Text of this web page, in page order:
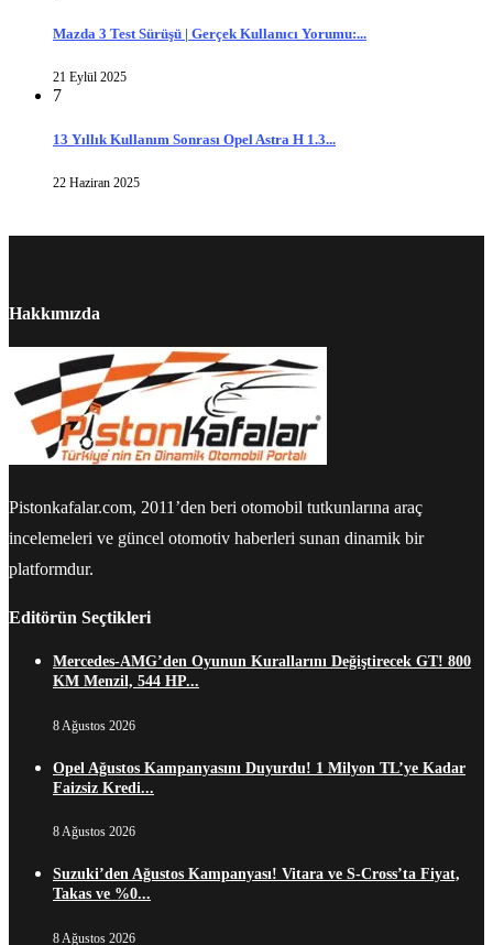
Mazda 3 Test Sürüşü | Gerçek Kullanıcı Yorumu:...
21 Eylül 2025
7
13 Yıllık Kullanım Sonrası Opel Astra H 1.3...
22 Haziran 2025
Hakkımızda
Pistonkafalar.com, 2011’den beri otomobil tutkunlarına araç
incelemeleri ve güncel otomotiv haberleri sunan dinamik bir
platformdur.
Editörün Seçtikleri
Mercedes-AMG’den Oyunun Kurallarını Değiştirecek GT! 800
KM Menzil, 544 HP...
8 Ağustos 2026
Opel Ağustos Kampanyasını Duyurdu! 1 Milyon TL’ye Kadar
Faizsiz Kredi...
8 Ağustos 2026
Suzuki’den Ağustos Kampanyası! Vitara ve S-Cross’ta Fiyat,
Takas ve %0...
8 Ağustos 2026